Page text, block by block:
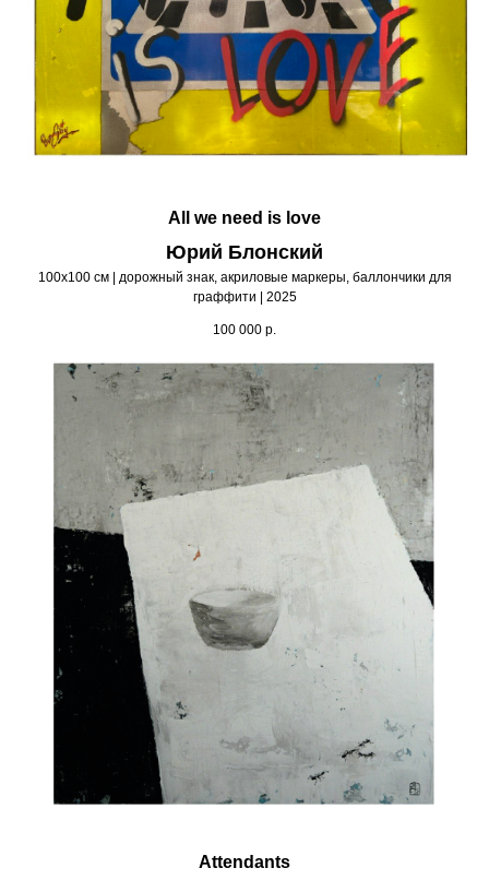
All we need is love
Юрий Блонский
100х100 см | дорожный знак, акриловые маркеры, баллончики для
граффити | 2025
100 000 р.
Attendants